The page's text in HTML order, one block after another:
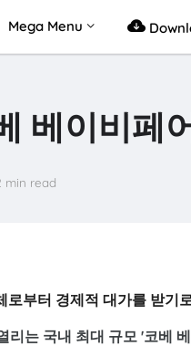
Mega Menu
베이비페
min read
로부터 경제적 대가를 받기
리는 국내 최대 규모 '코베